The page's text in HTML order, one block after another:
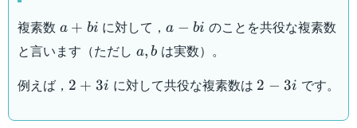
複素数 a+bi
a + bi に対して，a-
bi
a − bi のことを共役な複素数
と言います（ただし a,b
a, b は実数）。
例えば， 2+3i
2 + 3i に対して共役な複素数は 2-
2 − 3i です。